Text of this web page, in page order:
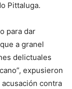
Pittaluga.
para dar
a granel
delictuales
expusieron
contra